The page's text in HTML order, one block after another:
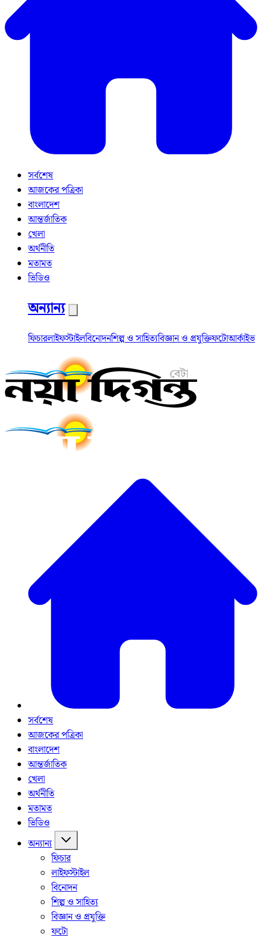
সর্বশেষ
আজকের পত্রিকা
বাংলাদেশ
আন্তর্জাতিক
খেলা
অর্থনীতি
মতামত
ভিডিও
অন্যান্য
ফিচারলাইফস্টাইলবিনোদনশিল্প ও সাহিত্যবিজ্ঞান ও প্রযুক্তিফটোআর্কাইভ
সর্বশেষ
আজকের পত্রিকা
বাংলাদেশ
আন্তর্জাতিক
খেলা
অর্থনীতি
মতামত
ভিডিও
অন্যান্য
ফিচার
লাইফস্টাইল
বিনোদন
শিল্প ও সাহিত্য
বিজ্ঞান ও প্রযুক্তি
ফটো